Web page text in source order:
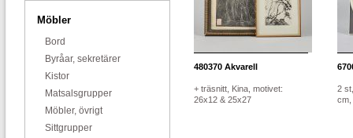
Möbler
Bord
Byråar, sekretärer
Kistor
Matsalsgrupper
Möbler, övrigt
Sittgrupper
480370 Akvarell
+ träsnitt, Kina, motivet:
26x12 & 25x27
2
cm,